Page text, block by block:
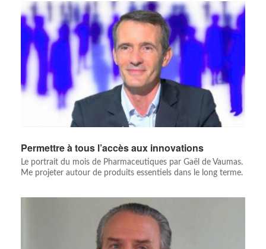
Permettre à tous l’accès aux innovations
Le portrait du mois de Pharmaceutiques par Gaël de Vaumas.
Me projeter autour de produits essentiels dans le long terme.